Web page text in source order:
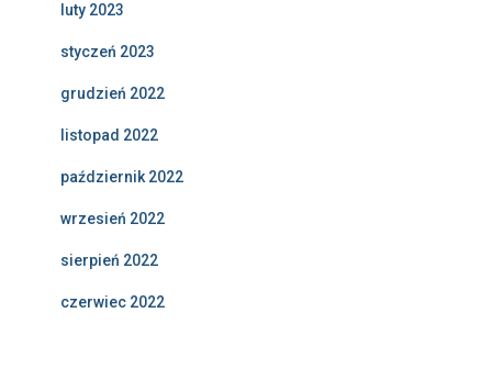
luty 2023
styczeń 2023
grudzień 2022
listopad 2022
październik 2022
wrzesień 2022
sierpień 2022
czerwiec 2022